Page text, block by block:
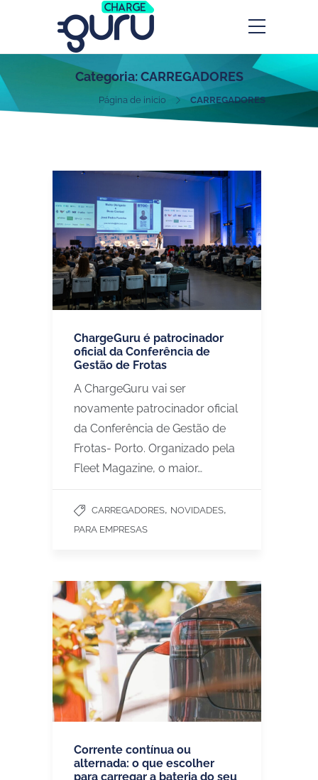
Categoria:CARREGADORES
Página de inicio CARREGADORES
ChargeGuru é patrocinador
oficial da Conferência de
Gestão de Frotas
A ChargeGuru vai ser
novamente patrocinador oficial
da Conferência de Gestão de
Frotas- Porto. Organizado pela
Fleet Magazine, o maior…
CARREGADORES, NOVIDADES,
PARA EMPRESAS
Corrente contínua ou
alternada: o que escolher
para carregar a bateria do seu